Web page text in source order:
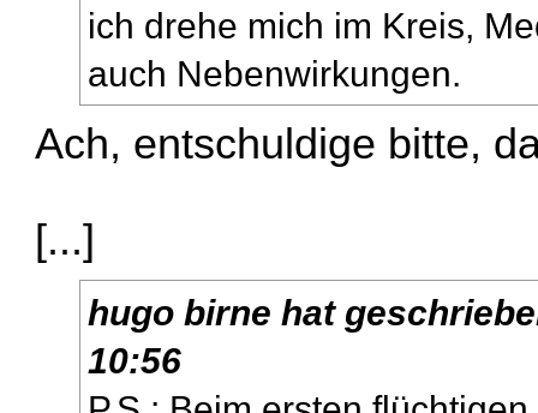
ich drehe mich im Kreis,
auch Nebenwirkungen.
Ach, entschuldige bitte,
[...]
hugo birne hat
10:56